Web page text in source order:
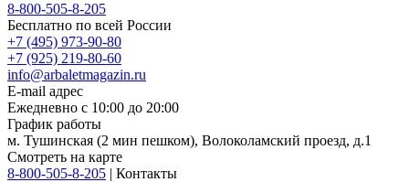
8-800-505-8-205
Бесплатно по всей России
+7 (495) 973-90-80
+7 (925) 219-80-60
info@arbaletmagazin.ru
E-mail адрес
Ежедневно с 10:00 до 20:00
График работы
м. Тушинская (2 мин пешком), Волоколамский проезд, д.1
Смотреть на карте
8-800-505-8-205 | Контакты